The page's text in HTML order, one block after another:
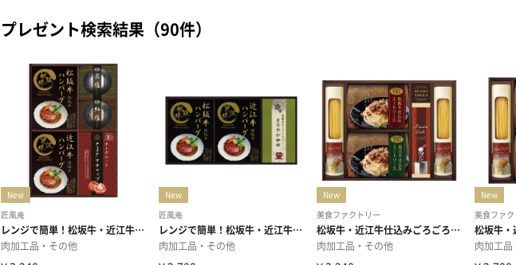
プレゼント検索結果（90件）